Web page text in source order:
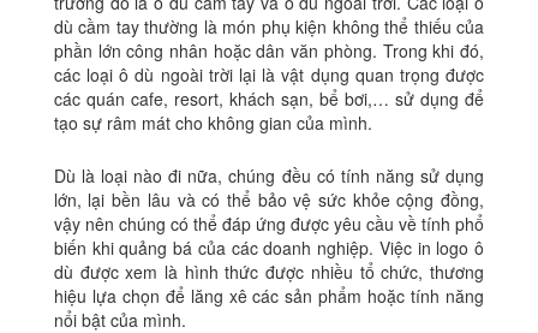
dù cầm tay thường là món phụ kiện không thể thiếu của
phần lớn công nhân hoặc dân văn phòng. Trong khi đó,
các loại ô dù ngoài trời lại là vật dụng quan trọng được
các quán cafe, resort, khách sạn, bể bơi,… sử dụng để
tạo sự râm mát cho không gian của mình.
Dù là loại nào đi nữa, chúng đều có tính năng sử dụng
lớn, lại bền lâu và có thể bảo vệ sức khỏe cộng đồng,
vậy nên chúng có thể đáp ứng được yêu cầu về tính phổ
biến khi quảng bá của các doanh nghiệp. Việc in logo ô
dù được xem là hình thức được nhiều tổ chức, thương
hiệu lựa chọn để lăng xê các sản phẩm hoặc tính năng
nổi bật của mình.